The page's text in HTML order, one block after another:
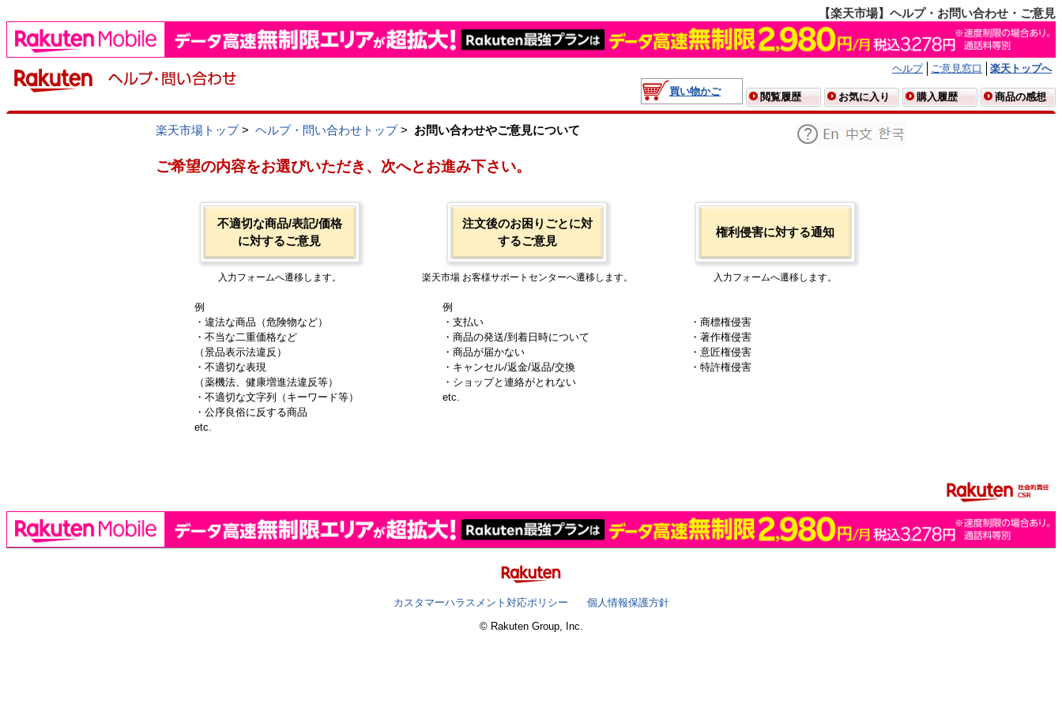
【楽天市場】ヘルプ・お問い合わせ・ご意見
ヘルプ ご意見窓口
楽天トップへ
買い物かご
閲覧履歴 お気に入り 購入履歴 商品の感想
楽天市場トップ> ヘルプ・問い合わせトップ> お問い合わせやご意見について
ご希望の内容をお選びいただき、次へとお進み下さい。
不適切な商品/表記/価格
に対するご意見
入力フォームへ遷移します。
例
・違法な商品（危険物など）
・不当な二重価格など
（景品表示法違反）
・不適切な表現
（薬機法、健康増進法違反等）
・不適切な文字列（キーワード等）
・公序良俗に反する商品
etc.
注文後のお困りごとに対
するご意見
楽天市場 お客様サポートセンターへ遷移します。
例
・支払い
・商品の発送/到着日時について
・商品が届かない
・キャンセル/返金/返品/交換
・ショップと連絡がとれない
etc.
権利侵害に対する通知
入力フォームへ遷移します。
・商標権侵害
・著作権侵害
・意匠権侵害
・特許権侵害
カスタマーハラスメント対応ポリシー
個人情報保護方針
© Rakuten Group, Inc.